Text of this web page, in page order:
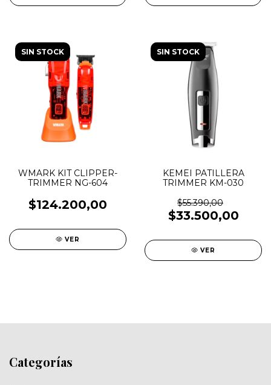
SIN STOCK
WMARK KIT CLIPPER-
TRIMMER NG-604
$124.200,00
VER
SIN STOCK
KEMEI PATILLERA
TRIMMER KM-030
$55.390,00
$33.500,00
VER
Categorías